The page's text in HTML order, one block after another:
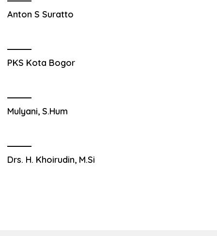
Anton S Suratto
PKS Kota Bogor
Mulyani, S.Hum
Drs. H. Khoirudin, M.Si